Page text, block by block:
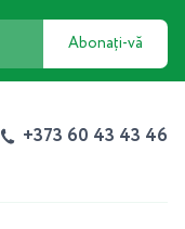
Abonați-vă
+373 60 43 43 46